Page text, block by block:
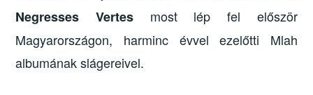
Negresses Vertes most lép fel először
Magyarországon, harminc évvel ezelőtti Mlah
albumának slágereivel.